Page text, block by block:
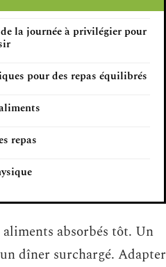
la journée à privilégier pour
pour des repas équilibrés
repas
absorbés tôt. Un
dîner surchargé. Adapter